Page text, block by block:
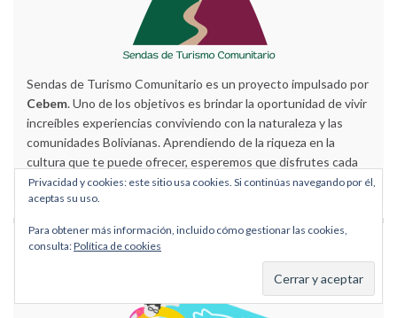
Sendas de Turismo Comunitario es un proyecto impulsado por
Cebem. Uno de los objetivos es brindar la oportunidad de vivir
increíbles experiencias conviviendo con la naturaleza y las
comunidades Bolivianas. Aprendiendo de la riqueza en la
cultura que te puede ofrecer, esperemos que disfrutes cada
momento.
Datos del Observatorio Ambiental CEBEM
Privacidad y cookies: este sitio usa cookies. Si continúas navegando por él,
aceptas su uso.
Para obtener más información, incluido cómo gestionar las cookies,
consulta:Política de cookies